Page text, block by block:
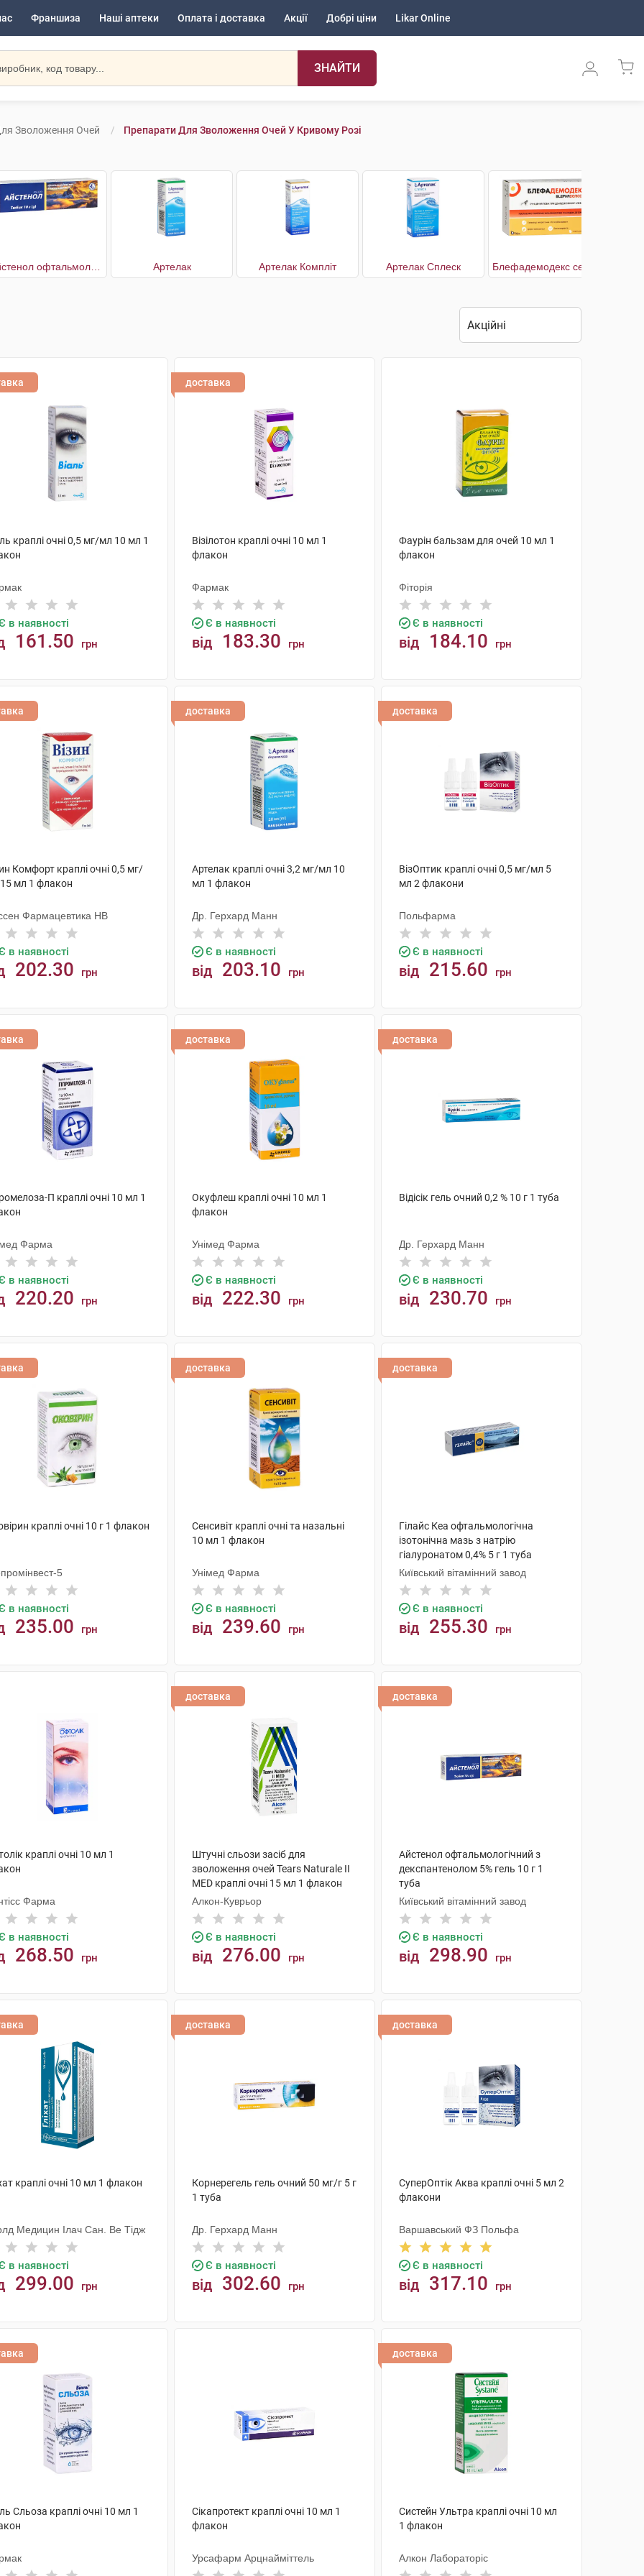
Франшиза Наші аптеки Оплата і доставка Акції Добрі ціни Likar Online
ЗНАЙТИ
Зволоження Очей Препарати Для Зволоження Очей У Кривому Розі
Артелак Артелак Компліт Артелак Сплеск
краплі очні 0,5 мг/мл 10 мл 1
в наявності
161.50 грн
доставка
Візілотон краплі очні 10 мл 1
флакон
Фармак
Є в наявності
від 183.30 грн
Фаурін бальзам для очей 10 мл 1
флакон
Фіторія
Є в наявності
від 184.10 грн
Комфорт краплі очні 0,5 мг/
мл 1 флакон
Фармацевтика НВ
в наявності
202.30 грн
доставка
Артелак краплі очні 3,2 мг/мл 10
мл 1 флакон
Др. Герхард Манн
Є в наявності
від 203.10 грн
доставка
ВізОптик краплі очні 0,5 мг/мл 5
мл 2 флакони
Польфарма
Є в наявності
від 215.60 грн
П краплі очні 10 мл 1
Фарма
в наявності
220.20 грн
доставка
Окуфлеш краплі очні 10 мл 1
флакон
Унімед Фарма
Є в наявності
від 222.30 грн
доставка
Відісік гель очний 0,2 % 10 г 1 туба
Др. Герхард Манн
Є в наявності
від 230.70 грн
краплі очні 10 г 1 флакон
5
в наявності
235.00 грн
доставка
Сенсивіт краплі очні та назальні
10 мл 1 флакон
Унімед Фарма
Є в наявності
від 239.60 грн
доставка
Гілайс Кеа офтальмологічна
ізотонічна мазь з натрію
гіалуронатом 0,4% 5 г 1 туба
Київський вітамінний завод
Є в наявності
від 255.30 грн
краплі очні 10 мл 1
Фарма
в наявності
268.50 грн
доставка
Штучні сльози засіб для
зволоження очей Tears Naturale II
MED краплі очні 15 мл 1 флакон
Алкон-Куврьор
Є в наявності
від 276.00 грн
доставка
Айстенол офтальмологічний з
декспантенолом 5% гель 10 г 1
туба
Київський вітамінний завод
Є в наявності
від 298.90 грн
краплі очні 10 мл 1 флакон
Медицин Ілач Сан. Ве Тідж
в наявності
299.00 грн
доставка
Корнерегель гель очний 50 мг/г 5 г
1 туба
Др. Герхард Манн
Є в наявності
від 302.60 грн
доставка
СуперОптік Аква краплі очні 5 мл 2
флакони
Варшавський ФЗ Польфа
Є в наявності
від 317.10 грн
Сльоза краплі очні 10 мл 1
Сікапротект краплі очні 10 мл 1
флакон
Урсафарм Арцнайміттель
доставка
Систейн Ультра краплі очні 10 мл
1 флакон
Алкон Лабораторіс